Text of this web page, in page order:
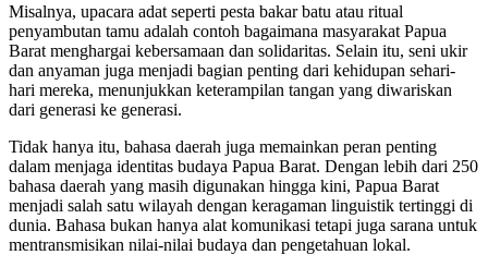
Misalnya, upacara adat seperti pesta bakar batu atau ritual
penyambutan tamu adalah contoh bagaimana masyarakat Papua
Barat menghargai kebersamaan dan solidaritas. Selain itu, seni ukir
dan anyaman juga menjadi bagian penting dari kehidupan sehari-
hari mereka, menunjukkan keterampilan tangan yang diwariskan
dari generasi ke generasi.
Tidak hanya itu, bahasa daerah juga memainkan peran penting
dalam menjaga identitas budaya Papua Barat. Dengan lebih dari 250
bahasa daerah yang masih digunakan hingga kini, Papua Barat
menjadi salah satu wilayah dengan keragaman linguistik tertinggi di
dunia. Bahasa bukan hanya alat komunikasi tetapi juga sarana untuk
mentransmisikan nilai-nilai budaya dan pengetahuan lokal.